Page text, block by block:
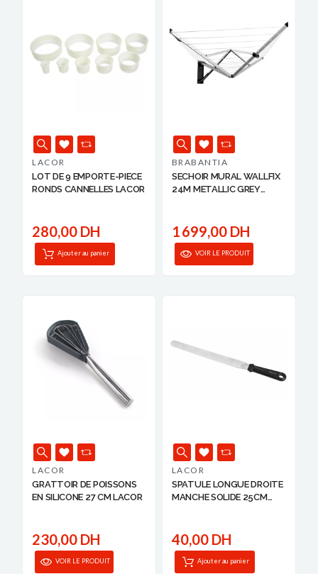
LACOR
LOT DE 9 EMPORTE-PIECE
RONDS CANNELLES LACOR
280,00 DH
Ajouter au panier
BRABANTIA
SECHOIR MURAL WALLFIX
24M METALLIC GREY
1 699,00 DH
VOIR LE PRODUIT
LACOR
GRATTOIR DE POISSONS
EN SILICONE 27 CM LACOR
230,00 DH
VOIR LE PRODUIT
LACOR
SPATULE LONGUE DROITE
MANCHE SOLIDE 25CM
40,00 DH
Ajouter au panier